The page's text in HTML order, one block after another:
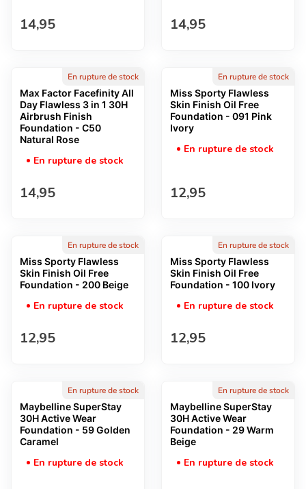
Prix normal
14,95 Prix normal
14,95
En rupture de stock
Max Factor Facefinity All
Day Flawless 3 in 1 30H
Airbrush Finish
Foundation - C50
Natural Rose
En rupture de stock
Prix normal
14,95
En rupture de stock
Miss Sporty Flawless
Skin Finish Oil Free
Foundation - 091 Pink
Ivory
En rupture de stock
Prix normal
12,95
En rupture de stock
Miss Sporty Flawless
Skin Finish Oil Free
Foundation - 200 Beige
En rupture de stock
Prix normal
12,95
En rupture de stock
Miss Sporty Flawless
Skin Finish Oil Free
Foundation - 100 Ivory
En rupture de stock
Prix normal
12,95
En rupture de stock
Maybelline SuperStay
30H Active Wear
Foundation - 59 Golden
Caramel
En rupture de stock
En rupture de stock
Maybelline SuperStay
30H Active Wear
Foundation - 29 Warm
Beige
En rupture de stock